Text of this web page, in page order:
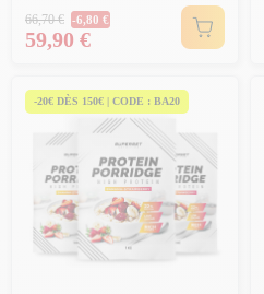
Prix Normal
66,70 € -6,80 €
Prix
59,90 €
-20€ DÈS 150€ | CODE : BA20